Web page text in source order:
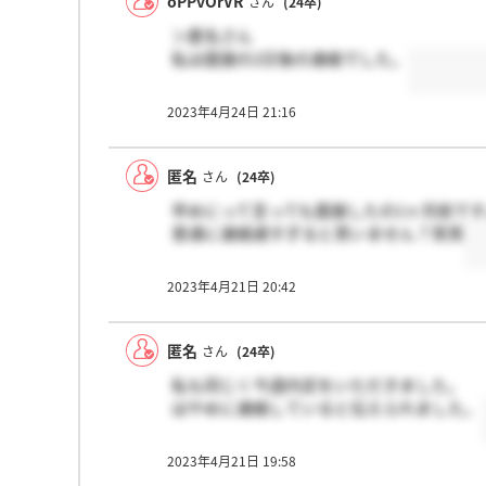
＞匿名さん
私は面接の2日後の連絡でした。
2023年4月24日 21:16
匿名 さん (24卒)
早めにって言っても面接したの1ヶ月前で
普通に連絡遅すぎると思いません？笑笑
2023年4月21日 20:42
匿名 さん (24卒)
私も同じく今週内定をいただきました。
はやめに連絡していると伝えられました。
2023年4月21日 19:58